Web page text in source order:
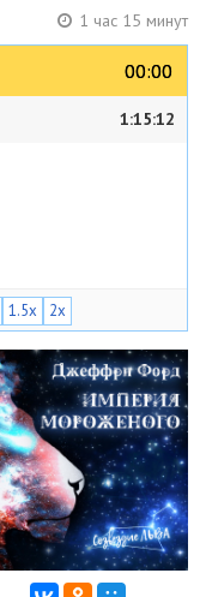
1 час 15 минут
00:00
00:00
1:15:12
1.5x 2x